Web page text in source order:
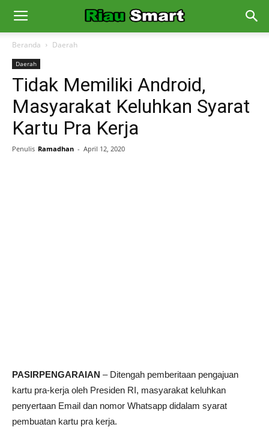
Beranda Daerah
Daerah
Tidak Memiliki Android,
Masyarakat Keluhkan Syarat
Kartu Pra Kerja
Penulis Ramadhan - April 12, 2020
PASIRPENGARAIAN – Ditengah pemberitaan pengajuan
kartu pra-kerja oleh Presiden RI, masyarakat keluhkan
penyertaan Email dan nomor Whatsapp didalam syarat
pembuatan kartu pra kerja.